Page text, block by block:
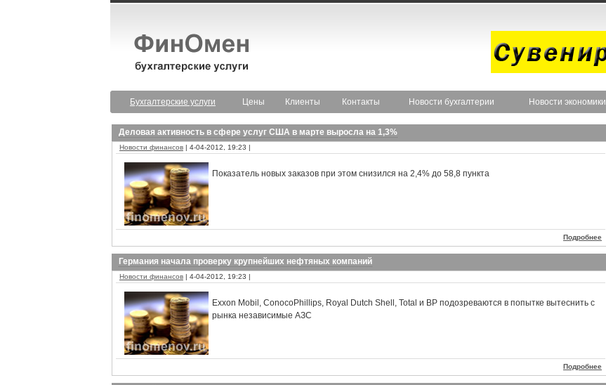
Бухгалтерские услуги
Цены Клиенты Контакты Новости бухгалтерии Новости экономики
Деловая активность в сфере услуг США в марте выросла на 1,3%
Новости финансов | 4-04-2012, 19:23 |
Показатель новых заказов при этом снизился на 2,4% до 58,8 пункта
Подробнее
Германия начала проверку крупнейших нефтяных компаний
Новости финансов | 4-04-2012, 19:23 |
Exxon Mobil, ConocoPhillips, Royal Dutch Shell, Total и BP подозреваются в попытке вытеснить с
рынка независимые АЗС
Подробнее